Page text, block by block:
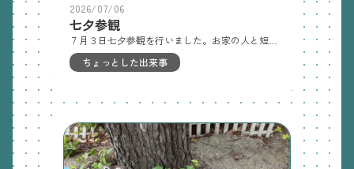
2026/07/06
七夕参観
ちょっとした出来事